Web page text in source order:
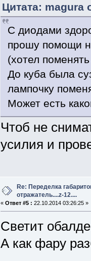
Цитата: magura
С диодами
прошу помощи
(хотел
До куба была
лампочку
Может есть
Чтоб не
усилия и
Re: Переделка
отражатель....z-12....
« Ответ #5 : 22.10.2014 03:26:25 »
Светит
А как фару